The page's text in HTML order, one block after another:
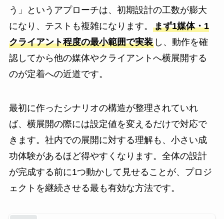
う」というアプローチは、初期設計の工数が膨大
になり、テストも複雑になります。 まず1媒体・1
クライアント程度の最小範囲で実装し、動作を確
認してから他の媒体やクライアントへ横展開する
のが定着への近道です。
最初に作ったシナリオの構造が整理されていれ
ば、横展開の際には設定値を変えるだけで対応で
きます。社内での展開に対する理解も、小さい成
功体験があるほど得やすくなります。全体の設計
が完成する前に1つ動かして見せることが、プロジ
ェクトを継続させる最も有効な方法です。